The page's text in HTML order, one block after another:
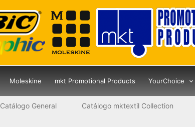
Moleskine mkt Promotional Products YourChoice
Catálogo General Catálogo mktextil Collection